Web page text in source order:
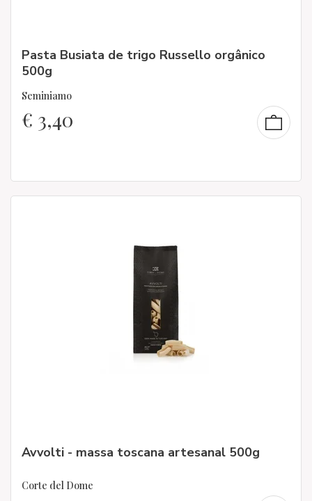
Pasta Busiata de trigo Russello orgânico
500g
Seminiamo
€ 3,40
Avvolti - massa toscana artesanal 500g
Corte del Dome